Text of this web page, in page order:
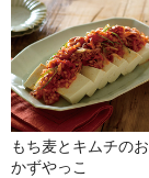
もち麦とキムチのお
かずやっこ